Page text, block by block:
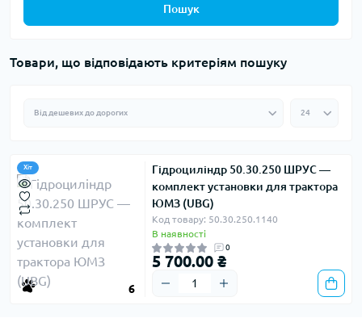
Пошук
Товари, що відповідають критеріям пошуку
Хіт
6
Гідроциліндр 50.30.250 ШРУС —
комплект установки для трактора
ЮМЗ (UBG)
Код товару: 50.30.250.1140
В наявності
0
5 700.00 ₴